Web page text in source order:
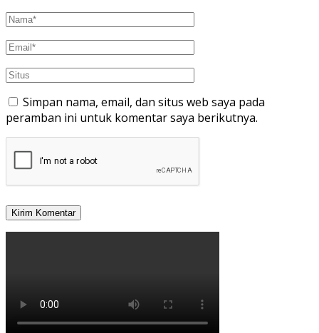
Simpan nama, email, dan situs web saya pada
peramban ini untuk komentar saya berikutnya.